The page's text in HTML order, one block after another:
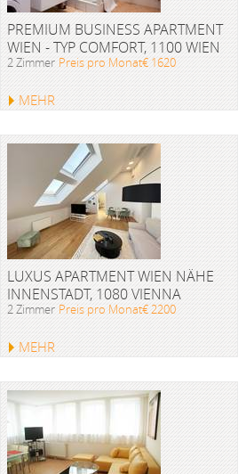
PREMIUM BUSINESS APARTMENT
WIEN - TYP COMFORT, 1100 WIEN
2 Zimmer Preis pro Monat€ 1620
MEHR
LUXUS APARTMENT WIEN NÄHE
INNENSTADT, 1080 VIENNA
2 Zimmer Preis pro Monat€ 2200
MEHR